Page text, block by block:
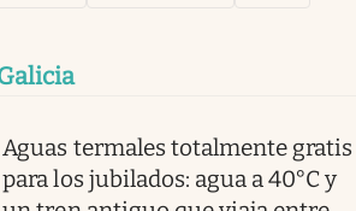
Aguas termales totalmente gratis
para los jubilados: agua a 40°C y